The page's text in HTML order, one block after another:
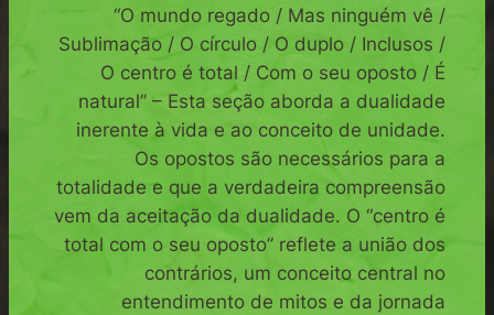
“O mundo regado / Mas ninguém vê /
Sublimação / O círculo / O duplo / Inclusos /
O centro é total / Com o seu oposto / É
natural” – Esta seção aborda a dualidade
inerente à vida e ao conceito de unidade.
Os opostos são necessários para a
totalidade e que a verdadeira compreensão
vem da aceitação da dualidade. O “centro é
total com o seu oposto” reflete a união dos
contrários, um conceito central no
entendimento de mitos e da jornada